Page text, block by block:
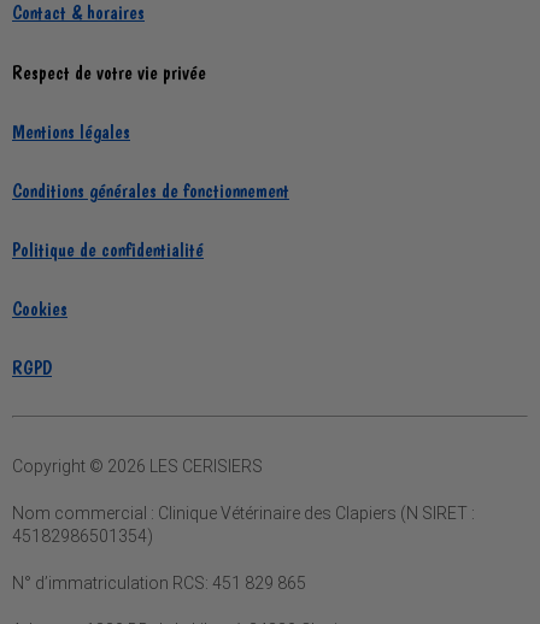
Contact & horaires
Respect de votre vie privée
Mentions légales
Conditions générales de fonctionnement
Politique de confidentialité
Cookies
RGPD
Copyright © 2026 LES CERISIERS
Nom commercial : Clinique Vétérinaire des Clapiers (N SIRET :
45182986501354)
N° d’immatriculation RCS: 451 829 865